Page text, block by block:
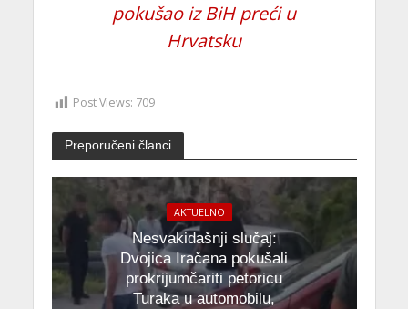
pokušao iz BiH preći u
Hrvatsku
Post Views: 709
Preporučeni članci
AKTUELNO
Nesvakidašnji slučaj:
Dvojica Iračana pokušali
prokrijumčariti petoricu
Turaka u automobilu,